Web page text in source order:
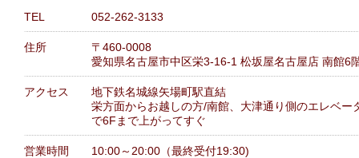
TEL 052-262-3133
住所
〒460-0008
愛知県名古屋市中区栄3-16-1 松坂屋名古屋店 南館6
アクセス
地下鉄名城線矢場町駅直結
栄方面からお越しの方/南館、大津通り側のエレベー
で6Fまで上がってすぐ
営業時間 10:00～20:00（最終受付19:30)